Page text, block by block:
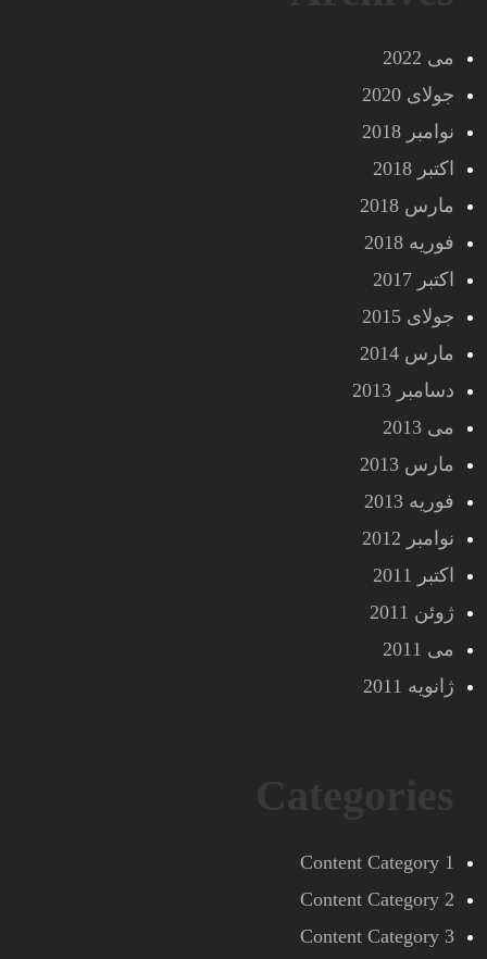
می 2022
جولای 2020
نوامبر 2018
اکتبر 2018
مارس 2018
فوریه 2018
اکتبر 2017
جولای 2015
مارس 2014
دسامبر 2013
می 2013
مارس 2013
فوریه 2013
نوامبر 2012
اکتبر 2011
ژوئن 2011
می 2011
ژانویه 2011
Content Category 1
Content Category 2
Content Category 3